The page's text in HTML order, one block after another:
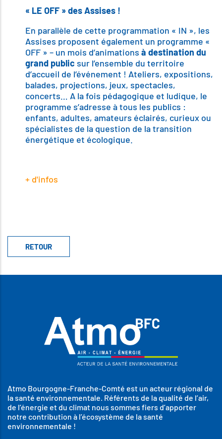
« LE OFF » des Assises !
En parallèle de cette programmation « IN », les
Assises proposent également un programme «
OFF » – un mois d’animations à destination du
grand public sur l’ensemble du territoire
d’accueil de l’événement ! Ateliers, expositions,
balades, projections, jeux, spectacles,
concerts… A la fois pédagogique et ludique, le
programme s’adresse à tous les publics :
enfants, adultes, amateurs éclairés, curieux ou
spécialistes de la question de la transition
énergétique et écologique.
+ d'infos
Atmo Bourgogne-Franche-Comté est un acteur régional de
la santé environnementale. Référents de la qualité de l’air,
de l’énergie et du climat nous sommes fiers d’apporter
notre contribution à l’écosystème de la santé
environnementale !